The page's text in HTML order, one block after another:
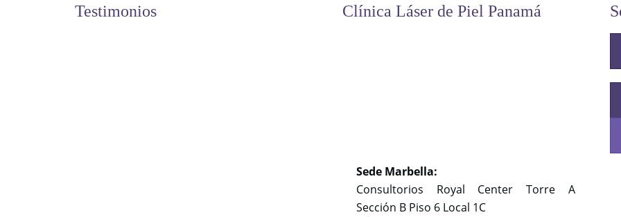
Testimonios Clínica Láser de Piel Panamá
Sede Marbella:
Consultorios Royal Center Torre A
Sección B Piso 6 Local 1C